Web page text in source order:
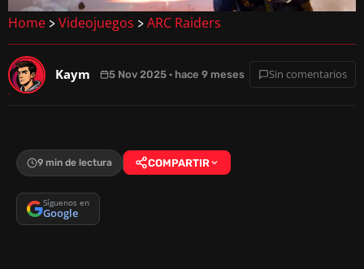
Home > Videojuegos > ARC Raiders
Kaym 5 Nov 2025 · hace 9 meses Sin comentarios
9 min de lectura COMPARTIR
Síguenos en
Google